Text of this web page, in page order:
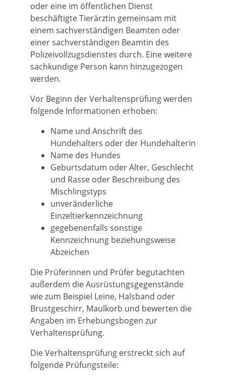
oder eine im öffentlichen Dienst
beschäftigte Tierärztin gemeinsam mit
einem sachverständigen Beamten oder
einer sachverständigen Beamtin des
Polizeivollzugsdienstes durch. Eine weitere
sachkundige Person kann hinzugezogen
werden.
Vor Beginn der Verhaltensprüfung werden
folgende Informationen erhoben:
Name und Anschrift des
Hundehalters oder der Hundehalterin
Name des Hundes
Geburtsdatum oder Alter, Geschlecht
und Rasse oder Beschreibung des
Mischlingstyps
unveränderliche
Einzeltierkennzeichnung
gegebenenfalls sonstige
Kennzeichnung beziehungsweise
Abzeichen
Die Prüferinnen und Prüfer begutachten
außerdem die Ausrüstungsgegenstände
wie zum Beispiel Leine, Halsband oder
Brustgeschirr, Maulkorb und bewerten die
Angaben im Erhebungsbogen zur
Verhaltensprüfung.
Die Verhaltensprüfung erstreckt sich auf
folgende Prüfungsteile: